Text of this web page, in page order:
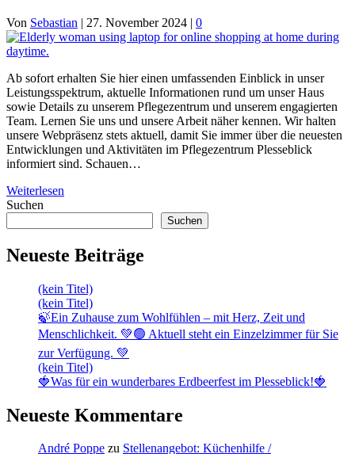
Von Sebastian | 27. November 2024 | 0
Ab sofort erhalten Sie hier einen umfassenden Einblick in unser
Leistungsspektrum, aktuelle Informationen rund um unser Haus
sowie Details zu unserem Pflegezentrum und unserem engagierten
Team. Lernen Sie uns und unsere Arbeit näher kennen. Wir halten
unsere Webpräsenz stets aktuell, damit Sie immer über die neuesten
Entwicklungen und Aktivitäten im Pflegezentrum Plesseblick
informiert sind. Schauen…
Weiterlesen
Suchen
Suchen
Neueste Beiträge
(kein Titel)
(kein Titel)
🍃Ein Zuhause zum Wohlfühlen – mit Herz, Zeit und
Menschlichkeit. 💚🟢 Aktuell steht ein Einzelzimmer für Sie
zur Verfügung. 💚
(kein Titel)
🍓Was für ein wunderbares Erdbeerfest im Plesseblick!🍓
Neueste Kommentare
André Poppe zu Stellenangebot: Küchenhilfe /